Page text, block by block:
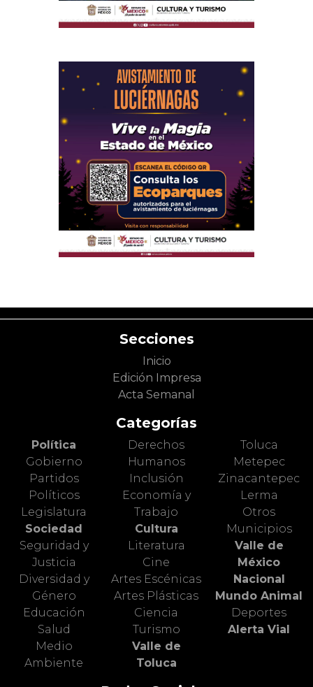
Secciones
Inicio
Edición Impresa
Acta Semanal
Categorías
Política
Gobierno
Partidos
Políticos
Legislatura
Sociedad
Seguridad y
Justicia
Diversidad y
Género
Educación
Salud
Medio
Ambiente
Derechos
Humanos
Inclusión
Economía y
Trabajo
Cultura
Literatura
Cine
Artes Escénicas
Artes Plásticas
Ciencia
Turismo
Valle de
Toluca
Toluca
Metepec
Zinacantepec
Lerma
Otros
Municipios
Valle de
México
Nacional
Mundo Animal
Deportes
Alerta Vial